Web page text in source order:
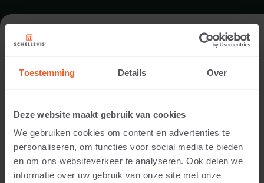
Toestemming Details Over
Deze website maakt gebruik van cookies
We gebruiken cookies om content en advertenties te
personaliseren, om functies voor social media te bieden
en om ons websiteverkeer te analyseren. Ook delen we
informatie over uw gebruik van onze site met onze
FORMAT - SCHWIMMBADRAND
SORTIMENT SCHWIMMBADRÄNDER